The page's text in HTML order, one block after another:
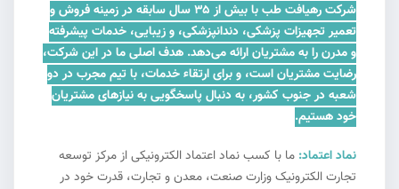
شرکت رهیافت طب با بیش از ۳۵ سال سابقه در زمینه فروش و
تعمیر تجهیزات پزشکی، دندانپزشکی، و زیبایی، خدمات پیشرفته
و مدرن را به مشتریان ارائه می‌دهد. هدف اصلی ما در این شرکت،
رضایت مشتریان است، و برای ارتقاء خدمات، با تیم مجرب در دو
شعبه در جنوب کشور، به دنبال پاسخگویی به نیازهای مشتریان
خود هستیم.
نماد اعتماد: ما با کسب نماد اعتماد الکترونیکی از مرکز توسعه
تجارت الکترونیک وزارت صنعت، معدن و تجارت، قدرت خود در